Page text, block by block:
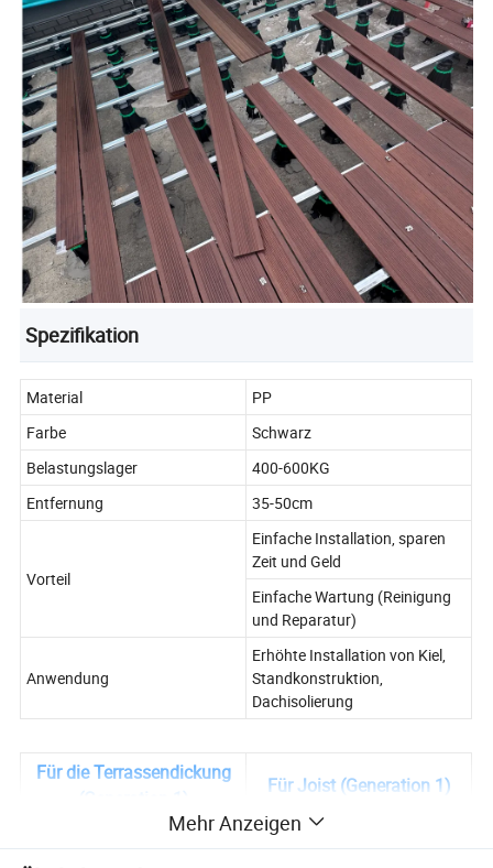
Spezifikation
Material
PP
Farbe
Schwarz
Belastungslager
400-600KG
Entfernung
35-50cm
Vorteil
Einfache Installation, sparen
Zeit und Geld
Einfache Wartung (Reinigung
und Reparatur)
Anwendung
Erhöhte Installation von Kiel,
Standkonstruktion,
Dachisolierung
Für die Terrassendickung
(Generation 1)
Für Joist (Generation 1)
Mehr Anzeigen